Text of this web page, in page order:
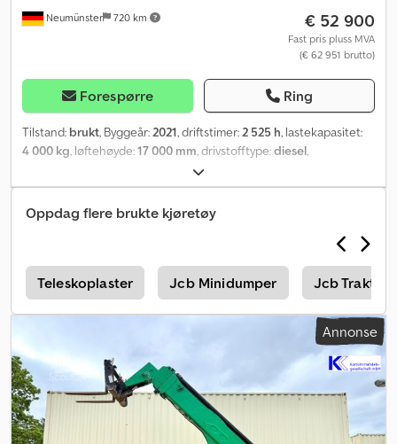
Neumünster 720 km € 52 900
Fast pris pluss MVA
(€ 62 951 brutto)
Forespørre Ring
Tilstand: brukt, Byggeår:2021, driftstimer:2 525 h, lastekapasitet:
4 000 kg, løftehøyde:17 000 mm, drivstofftype:diesel,
førerhus, hodebeskytter
Oppdag flere brukte kjøretøy
Teleskoplaster Jcb Minidumper Jcb
Annonse